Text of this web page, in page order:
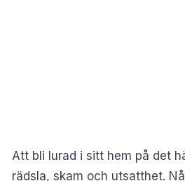
Att bli lurad i sitt hem på det
rädsla, skam och utsatthet.